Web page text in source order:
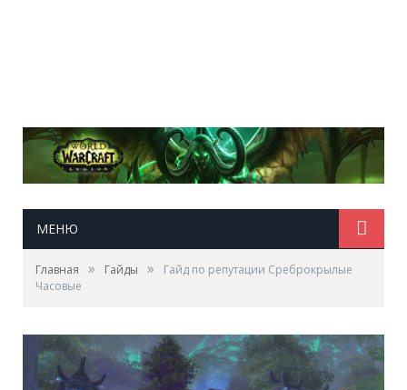
МЕНЮ
Главная » Гайды »
Гайд по репутации Среброкрылые
Часовые